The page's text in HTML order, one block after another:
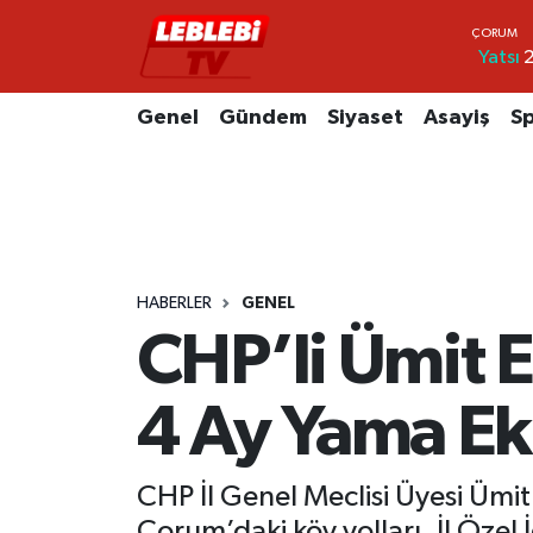
Yatsı
Genel Gündem Siyaset Asayiş
HABERLER GENEL
CHP’li Ümit
4 Ay Yama
CHP İl Genel Meclisi Üyesi
Hava Durumu
Tüm Manşetler
Haber Arşivi